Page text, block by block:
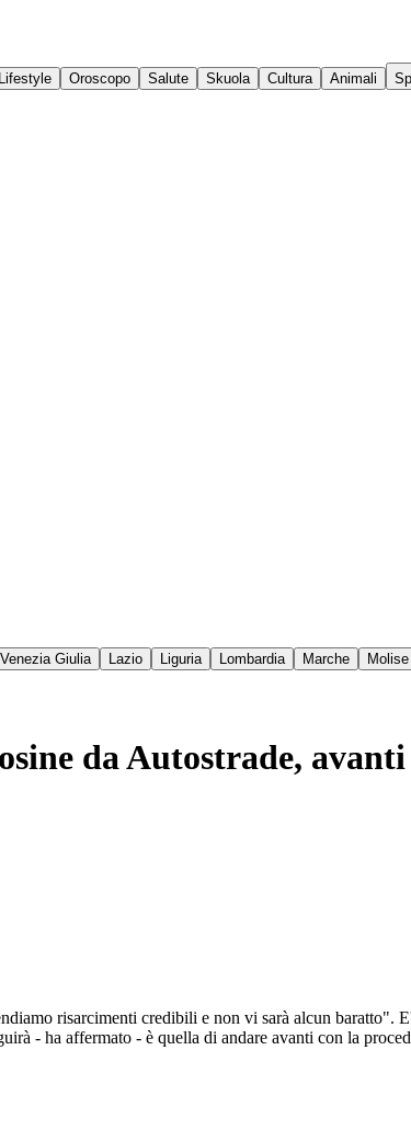
Lifestyle Oroscopo Salute Skuola Cultura Animali
Giulia Lazio Liguria Lombardia Marche Molise
da Autostrade, avanti
risarcimenti credibili e non vi sarà alcun
- ha affermato - è quella di andare avanti con la